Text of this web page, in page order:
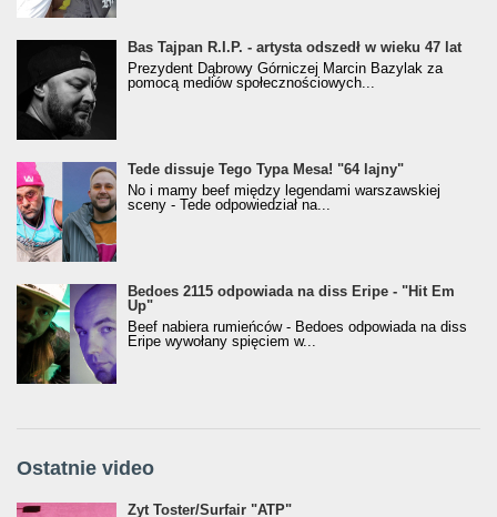
Bas Tajpan R.I.P. - artysta odszedł w wieku 47 lat
Prezydent Dąbrowy Górniczej Marcin Bazylak za
pomocą mediów społecznościowych...
Tede dissuje Tego Typa Mesa! "64 lajny"
No i mamy beef między legendami warszawskiej
sceny - Tede odpowiedział na...
Bedoes 2115 odpowiada na diss Eripe - "Hit Em
Up"
Beef nabiera rumieńców - Bedoes odpowiada na diss
Eripe wywołany spięciem w...
Ostatnie video
Żyt Toster/SurfAir - ATP VIDEO
Żyt Toster/Surfair "ATP"